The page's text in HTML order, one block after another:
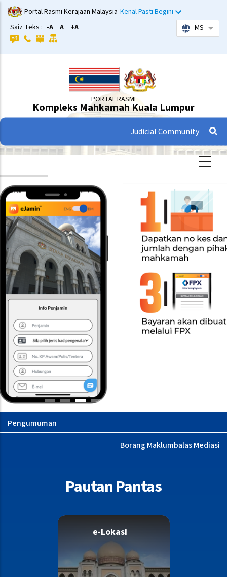
Langkau
ke
kandungan
utama
Portal Rasmi Kerajaan Malaysia Kenal Pasti Begini
Saiz Teks : -A A +A MS
PORTAL RASMI
Kompleks Mahkamah Kuala Lumpur
Judicial Community
Proses Jaminan Mahkamah Mediation Feedback
Pautan Pantas
e-Lokasi